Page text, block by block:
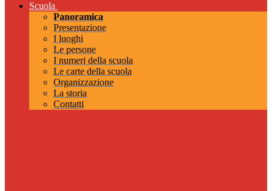
Scuola
Panoramica
Presentazione
I luoghi
Le persone
I numeri della scuola
Le carte della scuola
Organizzazione
La storia
Contatti